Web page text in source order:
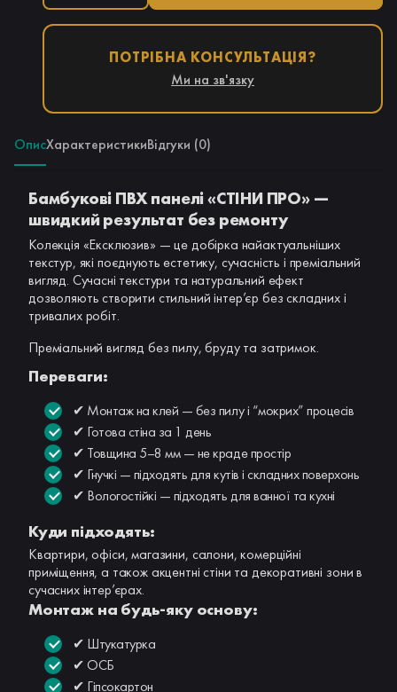
ПОТРІБНА КОНСУЛЬТАЦІЯ?
Ми на зв'язку
ОписХарактеристикиВідгуки (0)
Бамбукові ПВХ панелі «СТІНИ ПРО» —
швидкий результат без ремонту
Колекція «Ексклюзив» — це добірка найактуальніших
текстур, які поєднують естетику, сучасність і преміальний
вигляд. Сучасні текстури та натуральний ефект
дозволяють створити стильний інтер’єр без складних і
тривалих робіт.
Преміальний вигляд без пилу, бруду та затримок.
Переваги:
✔ Монтаж на клей — без пилу і “мокрих” процесів
✔ Готова стіна за 1 день
✔ Товщина 5–8 мм — не краде простір
✔ Гнучкі — підходять для кутів і складних поверхонь
✔ Вологостійкі — підходять для ванної та кухні
Куди підходять:
Квартири, офіси, магазини, салони, комерційні
приміщення, а також акцентні стіни та декоративні зони в
сучасних інтер’єрах.
Монтаж на будь-яку основу:
✔ Штукатурка
✔ ОСБ
✔ Гіпсокартон